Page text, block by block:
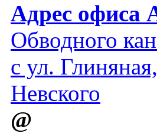
Адрес офиса
Обводного
с ул.
Невского
@